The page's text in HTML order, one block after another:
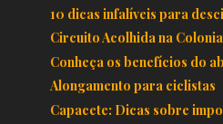
10 dicas infalíveis para
Circuito Acolhida na Colonia
Conheça os benefícios do
Alongamento para ciclistas
Capacete: Dicas sobre